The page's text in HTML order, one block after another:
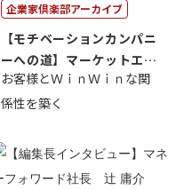
企業家倶楽部アーカイブ
【モチベーションカンパニ
ーへの道】マーケットエン
タープライズ...
お客様とＷｉｎＷｉｎな関
係性を築く